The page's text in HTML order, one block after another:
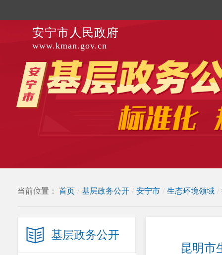
安宁市人民政府
www.kman.gov.cn
当前位置： 首页 / 基层政务公开 / 安宁市 / 生态环境领域 /
基层政务公开
昆明市